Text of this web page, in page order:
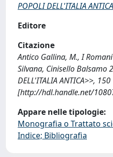
POPOLI DELL'ITALIA ANTICA
Editore
Citazione
Antico Gallina, M., I
Silvana, Cinisello Balsamo
DELL'ITALIA ANTICA>>, 150
[http://hdl.handle.net/
Appare nelle tipologie:
Monografia o Trattato
Indice; Bibliografia